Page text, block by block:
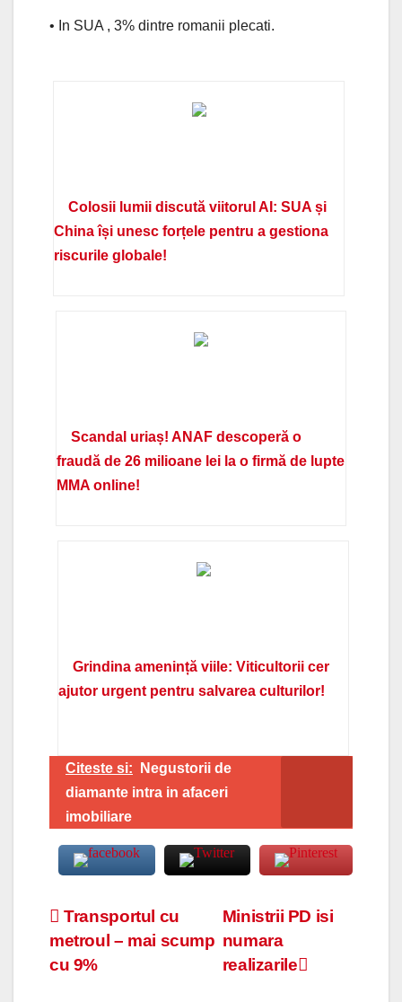
• In SUA , 3% dintre romanii plecati.
Colosii lumii discută viitorul AI: SUA și
China își unesc forțele pentru a gestiona
riscurile globale!
Scandal uriaș! ANAF descoperă o
fraudă de 26 milioane lei la o firmă de lupte
MMA online!
Grindina amenință viile: Viticultorii cer
ajutor urgent pentru salvarea culturilor!
Citeste si:
Negustorii de
diamante intra in afaceri
imobiliare
Navigare
în
Ministrii PD isi
numara
realizarile
Transportul cu
metroul – mai scump
cu 9%